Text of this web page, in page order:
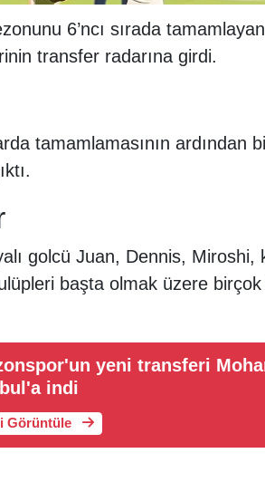
6’ncı sırada
transfer radarına girdi.
tamamlamasının ardından
golcü Juan, Dennis,
başta olmak üzere birçok
yeni transferi
indi
Görüntüle